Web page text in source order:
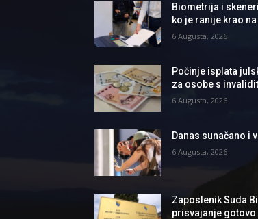
Biometrija i
ko je ranije krao
6 Augusta, 2026
Počinje isplata
za osobe s
6 Augusta, 2026
Danas sunačano i
6 Augusta, 2026
Zaposlenik Suda
prisvajanje gotovo